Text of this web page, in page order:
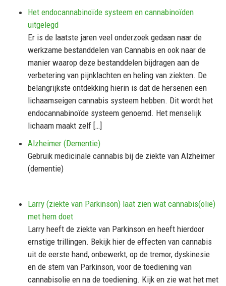
Het endocannabinoïde systeem en cannabinoïden
uitgelegd
Er is de laatste jaren veel onderzoek gedaan naar de
werkzame bestanddelen van Cannabis en ook naar de
manier waarop deze bestanddelen bijdragen aan de
verbetering van pijnklachten en heling van ziekten. De
belangrijkste ontdekking hierin is dat de hersenen een
lichaamseigen cannabis systeem hebben. Dit wordt het
endocannabinoïde systeem genoemd. Het menselijk
lichaam maakt zelf […]
Alzheimer (Dementie)
Gebruik medicinale cannabis bij de ziekte van Alzheimer
(dementie)
Larry (ziekte van Parkinson) laat zien wat cannabis(olie)
met hem doet
Larry heeft de ziekte van Parkinson en heeft hierdoor
ernstige trillingen. Bekijk hier de effecten van cannabis
uit de eerste hand, onbewerkt, op de tremor, dyskinesie
en de stem van Parkinson, voor de toediening van
cannabisolie en na de toediening. Kijk en zie wat het met